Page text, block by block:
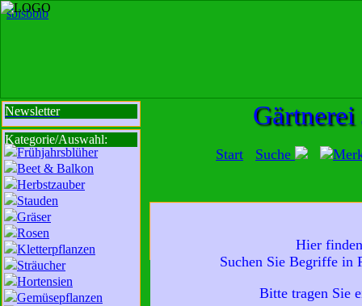
sbisbbib
Start Suche
Gärtnerei
Newsletter
Kategorie/Auswahl:
Frühjahrsblüher
Beet & Balkon
Herbstzauber
Stauden
Gräser
Rosen
Kletterpflanzen
Sträucher
Hortensien
Gemüsepflanzen
Wir sind für Sie da:
8 - 18 Uhr
Hier
Suchen Sie Begriffe in
Bitte tragen Sie
zur